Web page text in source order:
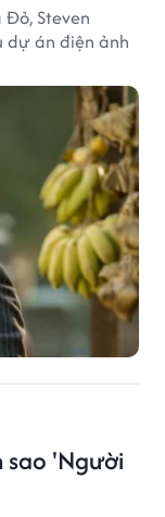
Steven
dự án điện ảnh
sao 'Người